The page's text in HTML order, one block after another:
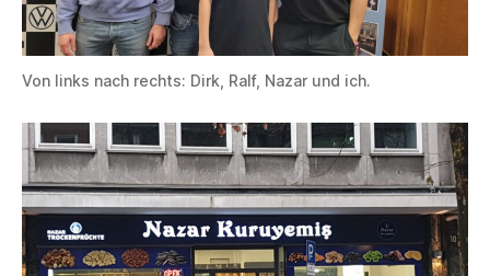
Von links nach rechts: Dirk, Ralf, Nazar und ich.